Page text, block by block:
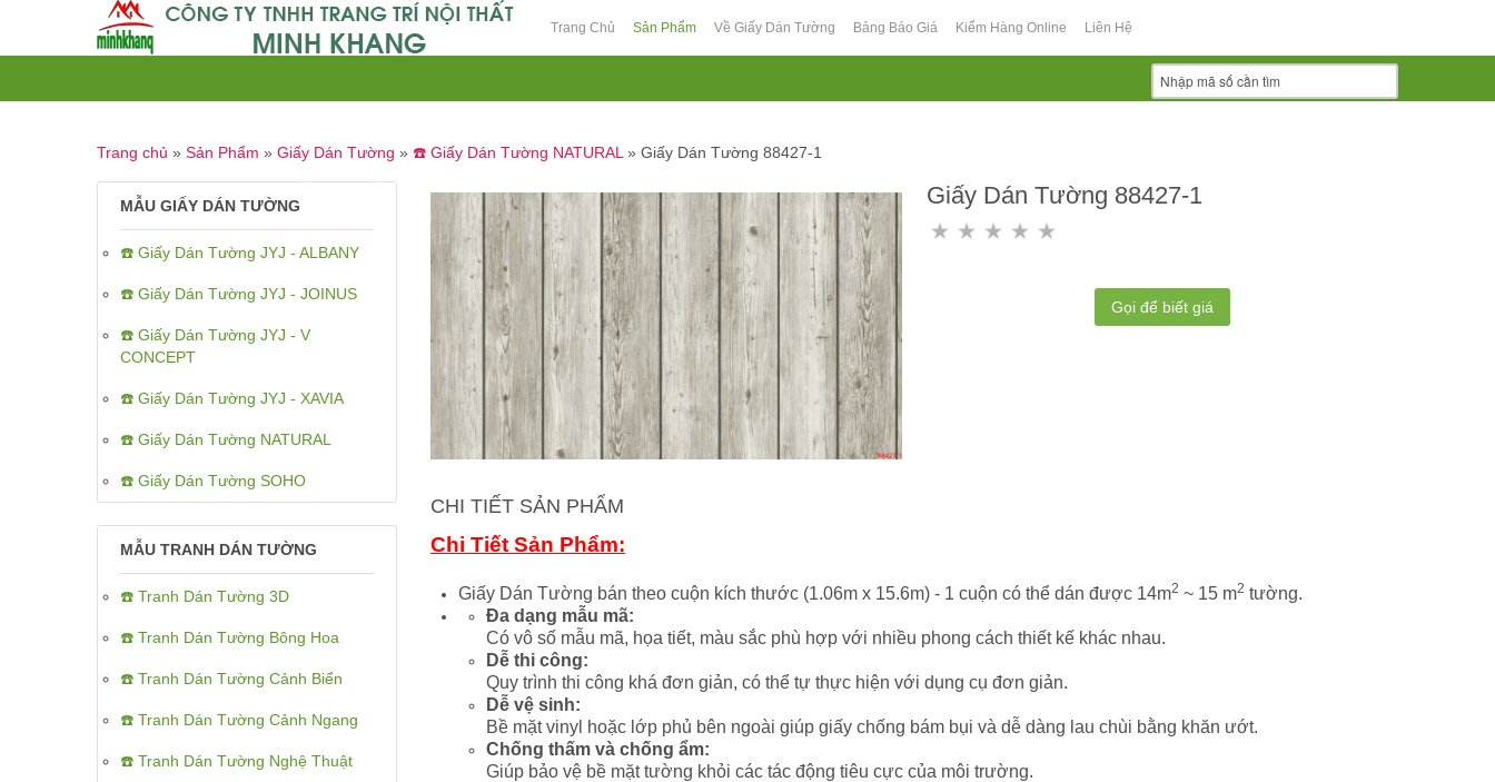
Trang Chủ Sản Phẩm Về Giấy Dán Tường Bảng Báo Giá Kiểm Hàng Online Liên Hệ
Trang chủ » Sản Phẩm » Giấy Dán Tường » ☎️ Giấy Dán Tường NATURAL » Giấy Dán Tường 88427-1
MẪU GIẤY DÁN TƯỜNG
☎️ Giấy Dán Tường JYJ - ALBANY
☎️ Giấy Dán Tường JYJ - JOINUS
☎️ Giấy Dán Tường JYJ - V
CONCEPT
☎️ Giấy Dán Tường JYJ - XAVIA
☎️ Giấy Dán Tường NATURAL
☎️ Giấy Dán Tường SOHO
MẪU TRANH DÁN TƯỜNG
☎️ Tranh Dán Tường 3D
☎️ Tranh Dán Tường Bông Hoa
☎️ Tranh Dán Tường Cảnh Biển
☎️ Tranh Dán Tường Cảnh Ngang
☎️ Tranh Dán Tường Nghệ Thuật
Giấy Dán Tường 88427-1
Gọi để biết giá
CHI TIẾT SẢN PHẨM
Chi Tiết Sản Phẩm:
Giấy Dán Tường bán theo cuộn kích thước (1.06m x 15.6m) - 1 cuộn có thể dán được 14m2 ~ 15 m2 tường.
Đa dạng mẫu mã:
Có vô số mẫu mã, họa tiết, màu sắc phù hợp với nhiều phong cách thiết kế khác nhau.
Dễ thi công:
Quy trình thi công khá đơn giản, có thể tự thực hiện với dụng cụ đơn giản.
Dễ vệ sinh:
Bề mặt vinyl hoặc lớp phủ bên ngoài giúp giấy chống bám bụi và dễ dàng lau chùi bằng khăn ướt.
Chống thấm và chống ẩm:
Giúp bảo vệ bề mặt tường khỏi các tác động tiêu cực của môi trường.